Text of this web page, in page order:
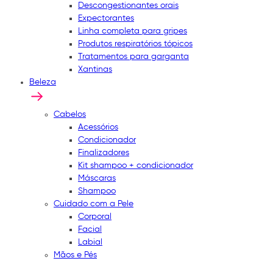
Descongestionantes orais
Expectorantes
Linha completa para gripes
Produtos respiratórios tópicos
Tratamentos para garganta
Xantinas
Beleza
Cabelos
Acessórios
Condicionador
Finalizadores
Kit shampoo + condicionador
Máscaras
Shampoo
Cuidado com a Pele
Corporal
Facial
Labial
Mãos e Pés